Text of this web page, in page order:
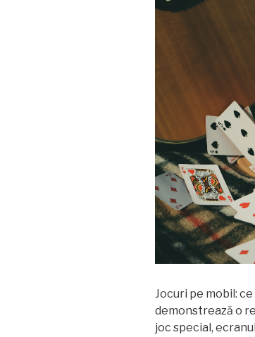
Jocuri pe mobil:
demonstrează o
joc special,